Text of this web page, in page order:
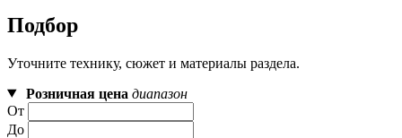
Подбор
Уточните технику, сюжет и материалы раздела.
Розничная цена диапазон
От
До